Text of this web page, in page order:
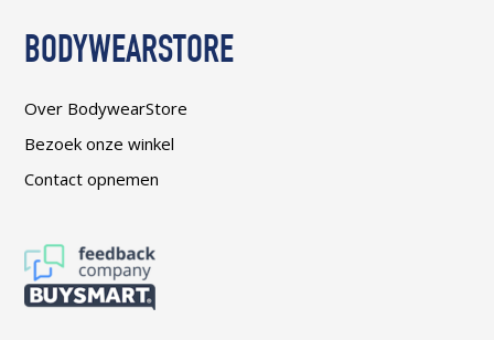
BODYWEARSTORE
Over BodywearStore
Bezoek onze winkel
Contact opnemen